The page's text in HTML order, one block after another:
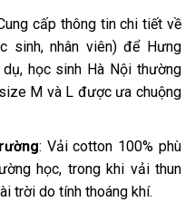
cấp thông tin chi tiết về
sinh, nhân viên) để Hưng
học sinh Hà Nội thường
M và L được ưa chuộng
: Vải cotton 100% phù
học, trong khi vải thun
trời do tính thoáng khí.